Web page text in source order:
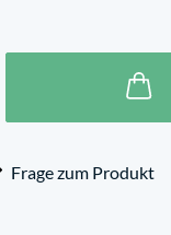
Frage zum Produkt